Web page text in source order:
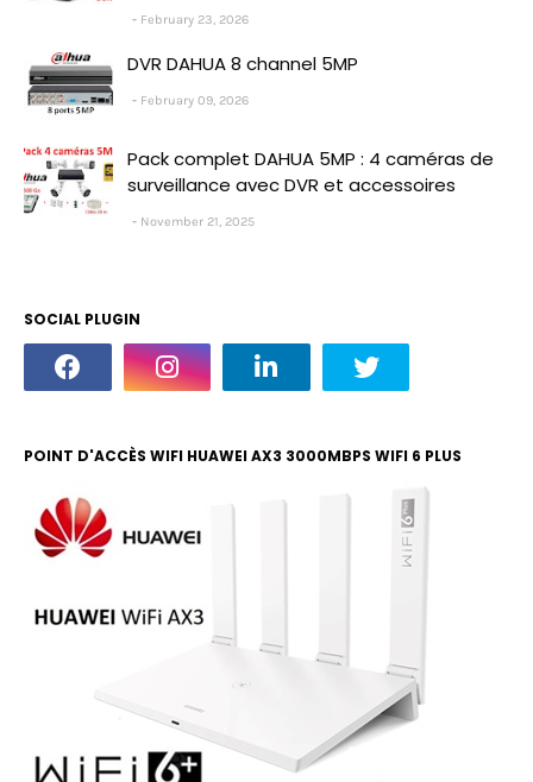
February 23, 2026
DVR DAHUA 8 channel 5MP
February 09, 2026
Pack complet DAHUA 5MP : 4 caméras de
surveillance avec DVR et accessoires
November 21, 2025
SOCIAL PLUGIN
POINT D'ACCÈS WIFI HUAWEI AX3 3000MBPS WIFI 6 PLUS